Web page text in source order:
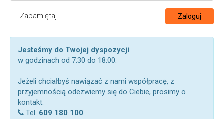
Zapamiętaj Zaloguj
Jesteśmy do Twojej dyspozycji
w godzinach od 7:30 do 18:00.
Jeżeli chciałbyś nawiązać z nami współpracę, z
przyjemnością odezwiemy się do Ciebie, prosimy o
kontakt:
Tel. 609 180 100